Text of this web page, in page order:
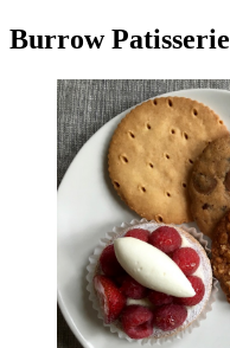
Burrow Patisserie